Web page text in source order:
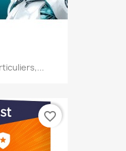
favorite_border